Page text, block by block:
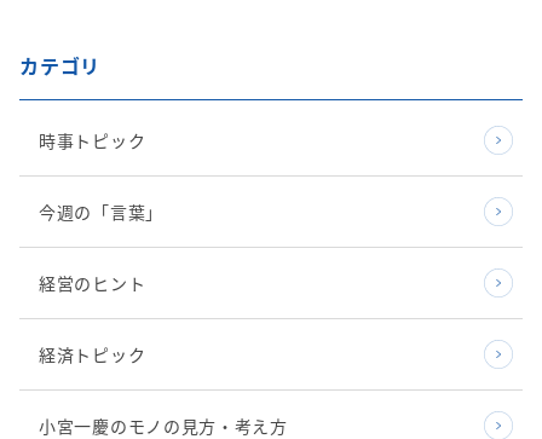
カテゴリ
時事トピック
今週の「言葉」
経営のヒント
経済トピック
小宮一慶のモノの見方・考え方